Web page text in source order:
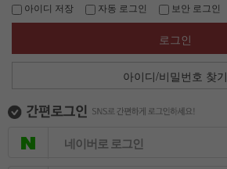
아이디 저장 자동 로그인 보안 로그인
로그인
아이디/비밀번호 찾기
네이버로 로그인